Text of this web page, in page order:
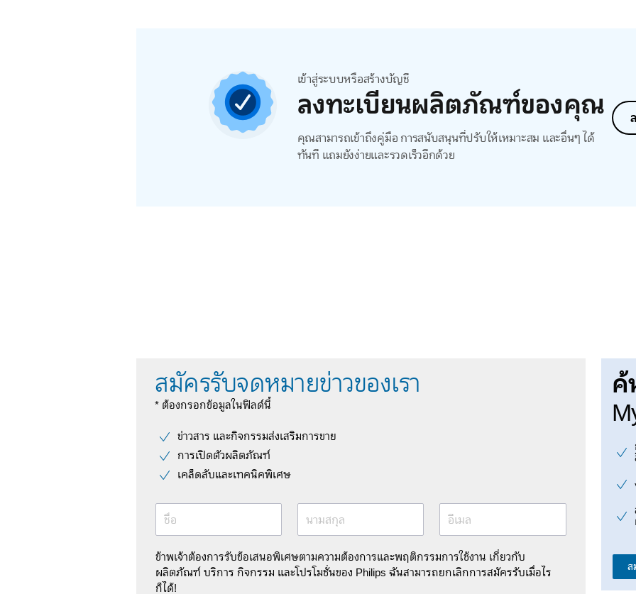
เข้าสู่ระบบหรือสร้างบัญชี
ลงทะเบียนผลิตภัณฑ์ของคุณ
คุณสามารถเข้าถึงคู่มือ การสนับสนุนที่ปรับให้เหมาะสม และอื่นๆ ได้
ทันที แถมยังง่ายและรวดเร็วอีกด้วย
สมัครรับจดหมายข่าวของเรา
* ต้องกรอกข้อมูลในฟิลด์นี้
ข่าวสาร และกิจกรรมส่งเสริมการขาย
การเปิดตัวผลิตภัณฑ์
เคล็ดลับและเทคนิคพิเศษ
ชื่อ นามสกุล อีเมล
ข้าพเจ้าต้องการรับข้อเสนอพิเศษตามความต้องการและพฤติกรรมการใช้งาน เกี่ยวกับ
ผลิตภัณฑ์ บริการ กิจกรรม และโปรโมชั่นของ Philips ฉันสามารถยกเลิกการสมัครรับเมื่อไร
ก็ได้!
ค้